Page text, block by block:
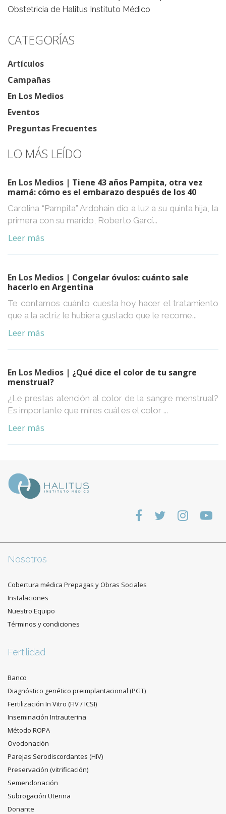
Obstetricia de Halitus Instituto Médico
CATEGORÍAS
Artículos
Campañas
En Los Medios
Eventos
Preguntas Frecuentes
LO MÁS LEÍDO
En Los Medios | Tiene 43 años Pampita, otra vez
mamá: cómo es el embarazo después de los 40
Carolina “Pampita” Ardohain dio a luz a su quinta hija, la
primera con su marido, Roberto Garcí...
Leer más
En Los Medios | Congelar óvulos: cuánto sale
hacerlo en Argentina
Te contamos cuánto cuesta hoy hacer el tratamiento
que a la actriz le hubiera gustado que le recome...
Leer más
En Los Medios | ¿Qué dice el color de tu sangre
menstrual?
¿Le prestas atención al color de la sangre menstrual?
Es importante que mires cuál es el color ...
Leer más
Nosotros
Cobertura médica Prepagas y Obras Sociales
Instalaciones
Nuestro Equipo
Términos y condiciones
Fertilidad
Banco
Diagnóstico genético preimplantacional (PGT)
Fertilización In Vitro (FIV / ICSI)
Inseminación Intrauterina
Método ROPA
Ovodonación
Parejas Serodiscordantes (HIV)
Preservación (vitrificación)
Semendonación
Subrogación Uterina
Donante